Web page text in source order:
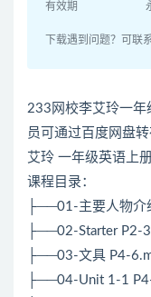
有效期
下载遇到问题？可联
233网校李艾玲一年
员可通过百度网盘
艾玲 一年级英语上册
课程目录：
├──01-主要人物介
├──02-Starter P2-
├──03-文具 P4-
├──04-Unit 1-1